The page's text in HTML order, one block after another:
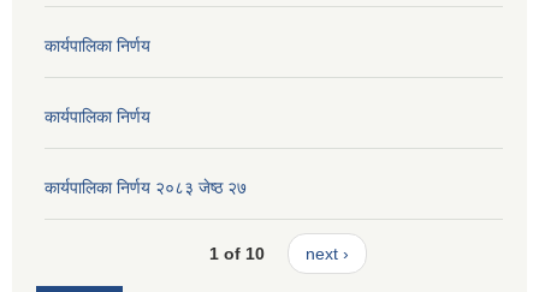
कार्यपालिका निर्णय
कार्यपालिका निर्णय
कार्यपालिका निर्णय २०८३ जेष्ठ २७
1 of 10 next ›